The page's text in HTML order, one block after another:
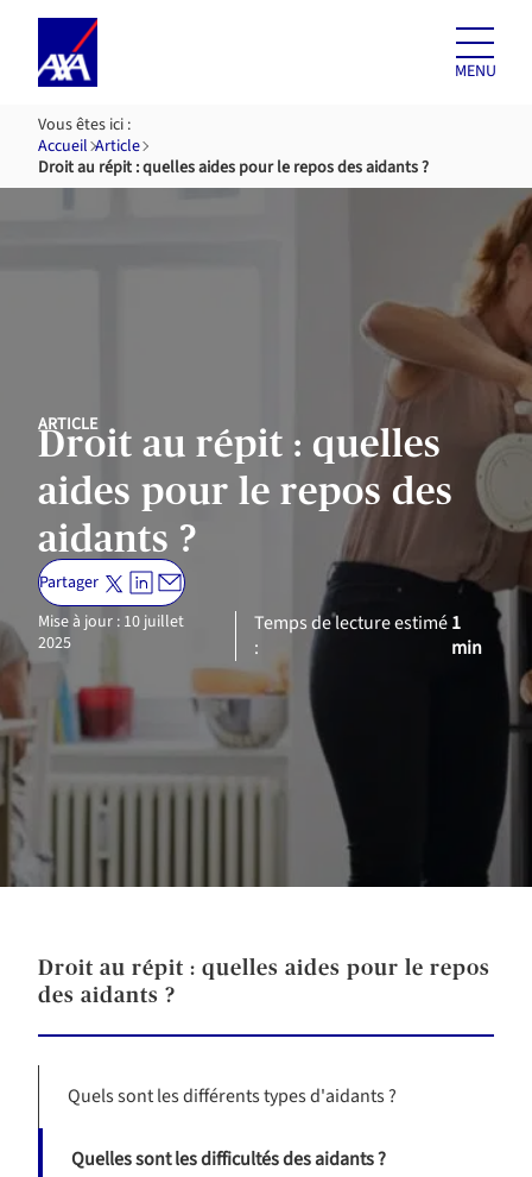
Aller au
contenu
MENU
Vous êtes ici :
Accueil Article
Droit au répit : quelles aides pour le repos des aidants ?
ARTICLE
Droit au répit : quelles
aides pour le repos des
aidants ?
Partager
Mise à jour : 10 juillet
2025
Temps de lecture estimé
:
1
min
Droit au répit : quelles aides pour le repos
des aidants ?
Quels sont les différents types d'aidants ?
Quelles sont les difficultés des aidants ?